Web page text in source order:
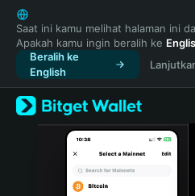
English
日本語
Tiếng Việt
Русский
Español (Latinoamérica)
Türkçe
Italiano
Saat ini kamu melihat halaman ini
Apakah kamu ingin beralih ke
Beralih ke
English